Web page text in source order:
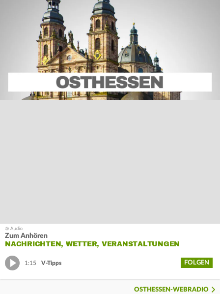
Zum Anhören
NACHRICHTEN, WETTER, VERANSTALTUNGEN
1:15 V-Tipps FOLGEN
OSTHESSEN-WEBRADIO